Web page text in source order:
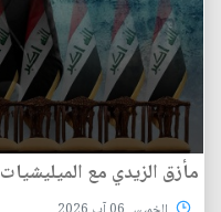
مأزق الزيدي مع الميليشيات